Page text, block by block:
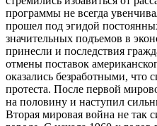
программы не всегда
прошел под эгидой
значительных подъемов в
принесли и последствия
отмены поставок
оказались безработными,
протеста. После первой
на половину и наступил
Вторая мировая война не так